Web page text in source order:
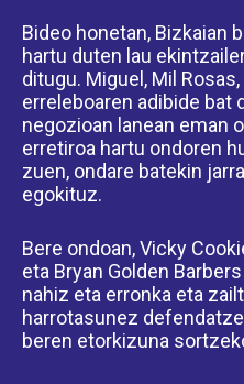
Bideo honetan, Bizkaian
hartu duten lau
ditugu. Miguel, Mil
erreleboaren adibide bat
negozioan lanean eman
erretiroa hartu ondoren
zuen, ondare batekin
egokituz.
Bere ondoan, Vicky
eta Bryan Golden
nahiz eta erronka eta
harrotasunez
beren etorkizuna